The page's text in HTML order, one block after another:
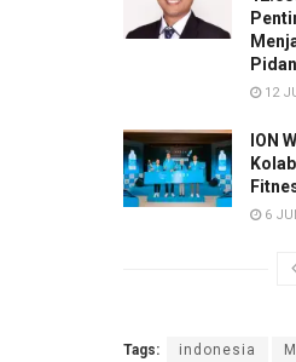
12
ION
6
Tags: indonesia